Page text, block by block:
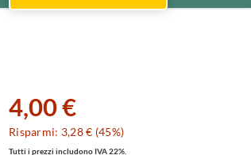
4,00 €
Risparmi: 3,28 € (45%)
Tutti i prezzi includono IVA 22%.